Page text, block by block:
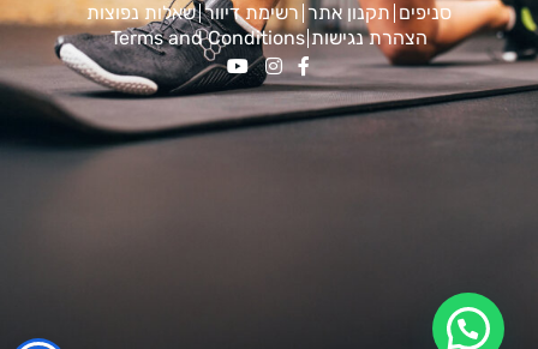
סניפים תקנון אתר רשימת דיוור שאלות נפוצות
הצהרת נגישות Terms and Conditions